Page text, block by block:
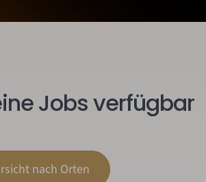
Jobs verfügbar
nach Orten